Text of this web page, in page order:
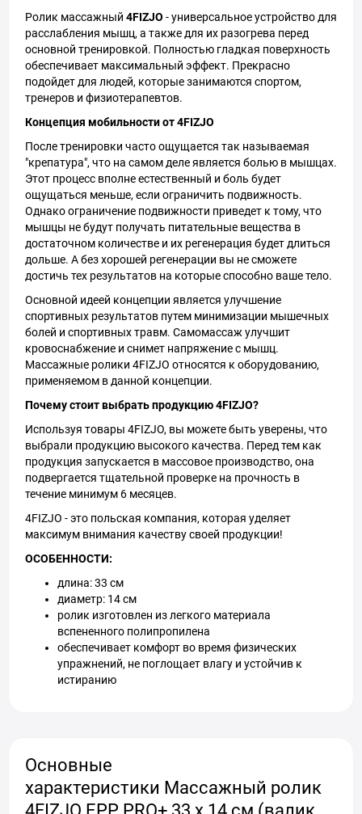
Ролик массажный 4FIZJO - универсальное устройство для
расслабления мышц, а также для их разогрева перед
основной тренировкой. Полностью гладкая поверхность
обеспечивает максимальный эффект. Прекрасно
подойдет для людей, которые занимаются спортом,
тренеров и физиотерапевтов.
Концепция мобильности от 4FIZJO
После тренировки часто ощущается так называемая
"крепатура", что на самом деле является болью в мышцах.
Этот процесс вполне естественный и боль будет
ощущаться меньше, если ограничить подвижность.
Однако ограничение подвижности приведет к тому, что
мышцы не будут получать питательные вещества в
достаточном количестве и их регенерация будет длиться
дольше. А без хорошей регенерации вы не сможете
достичь тех результатов на которые способно ваше тело.
Основной идеей концепции является улучшение
спортивных результатов путем минимизации мышечных
болей и спортивных травм. Самомассаж улучшит
кровоснабжение и снимет напряжение с мышц.
Массажные ролики 4FIZJO относятся к оборудованию,
применяемом в данной концепции.
Почему стоит выбрать продукцию 4FIZJO?
Используя товары 4FIZJO, вы можете быть уверены, что
выбрали продукцию высокого качества. Перед тем как
продукция запускается в массовое производство, она
подвергается тщательной проверке на прочность в
течение минимум 6 месяцев.
4FIZJO - это польская компания, которая уделяет
максимум внимания качеству своей продукции!
ОСОБЕННОСТИ:
длина: 33 см
диаметр: 14 см
ролик изготовлен из легкого материала
вспененного полипропилена
обеспечивает комфорт во время физических
упражнений, не поглощает влагу и устойчив к
истиранию
Основные
характеристики Массажный ролик